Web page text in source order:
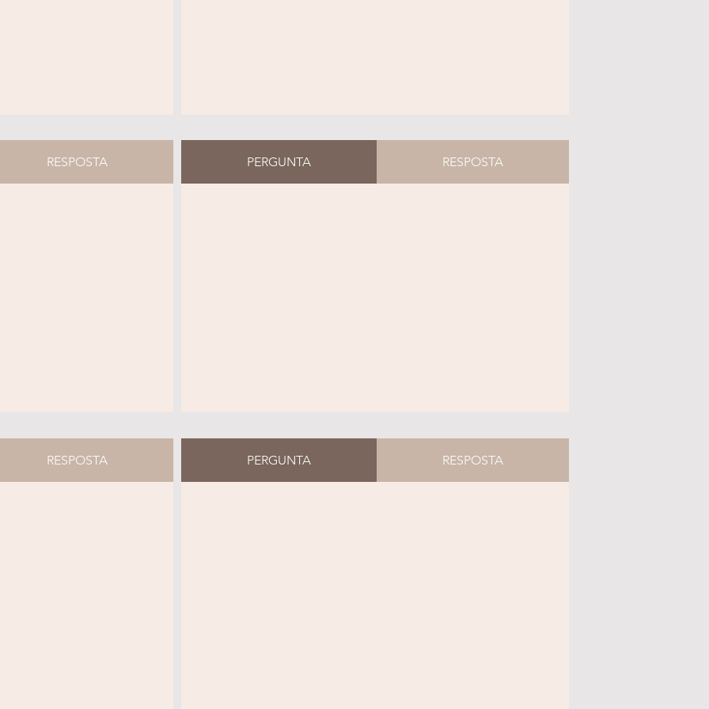
RESPOSTA PERGUNTA RESPOSTA
RESPOSTA PERGUNTA RESPOSTA